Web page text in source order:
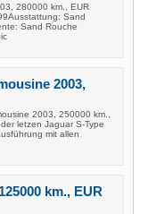
280000 km., EUR
Sand
Sand Rouche
2003,
2003, 250000 km.,
letzen Jaguar S-Type
mit allen
km., EUR